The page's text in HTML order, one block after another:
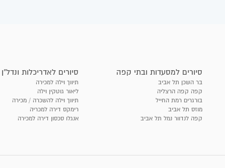
סיורים למסעדות ובתי קפה
בר השכן תל אביב
קפה קפה הרצליה
בורגרים רמת החייל
מוזס תל אביב
קפה לנדוור נמל תל אביב
סיורים לאדריכלות ונדל"ן
תיווך וילה למכירה
ליאור גוטקין וילה
תיווך וילה להשכרה / מכירה
רימקס דירה למכריה
אנגלו סכסון דירה למכירה